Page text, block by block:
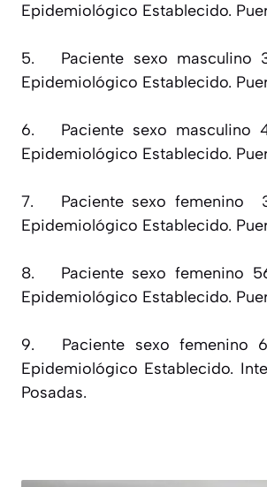
Epidemiológico Establecido.
5.
Paciente sexo masculino
Epidemiológico Establecido.
6.
Paciente sexo masculino
Epidemiológico Establecido.
7.
Paciente sexo femenino
Epidemiológico Establecido.
8.
Paciente sexo femenino
Epidemiológico Establecido.
9.
Paciente sexo femenino
Epidemiológico Establecido.
Posadas.